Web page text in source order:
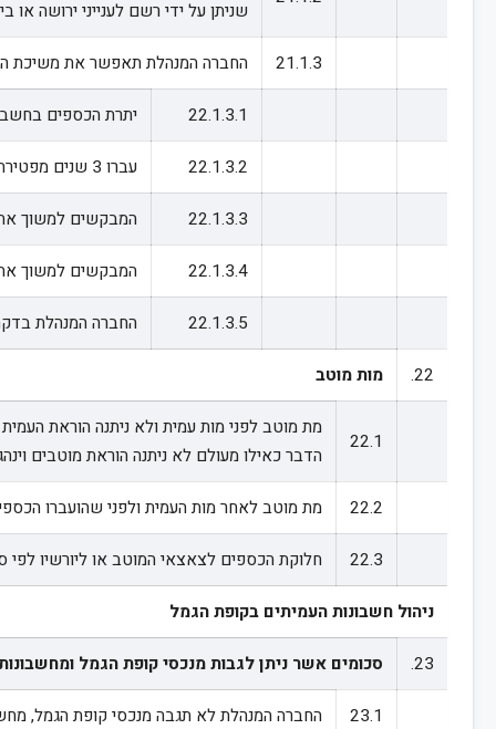
שניתן על ידי רשם לענייני ירושה
21.1.3 החברה המנהלת תאפשר את משיכת
22.1.3.1 יתרת הכספים בחשבון העמית שנפטר אינה עולה על 5,000 ש"ח
22.1.3.2 עברו 3 שנים מפטירת העמית.
22.1.3.3 המבקשים למשוך
22.1.3.4 המבקשים למשוך את
22.1.3.5 החברה המנהלת
22. מות מוטב
22.1
מת מוטב לפני מות עמית ולא ניתנה הוראת
הדבר כאילו מעולם לא ניתנה הוראת מוטבים וינהגו
22.2 מת מוטב לאחר מות העמית ולפני שהועברו
22.3 חלוקת הכספים לצאצאי המוטב או ליורשיו לפי
ניהול חשבונות העמיתים בקופת הגמל
23. סכומים אשר ניתן לגבות מנכסי קופת הגמל
23.1 החברה המנהלת לא תגבה מנכסי קופת הגמל,